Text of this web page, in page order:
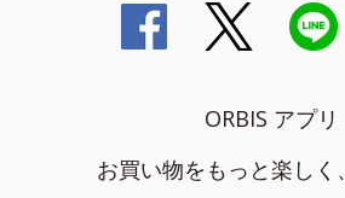
ORBIS アプリ
お買い物をもっと楽しく